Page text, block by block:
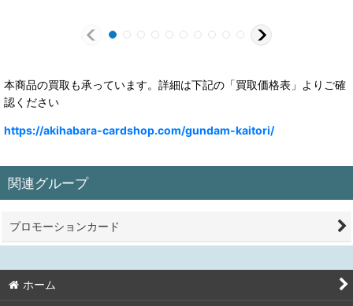
本商品の買取も承っています。詳細は下記の「買取価格表」よりご確
認ください
https://akihabara-cardshop.com/gundam-kaitori/
関連グループ
プロモーションカード
ホーム